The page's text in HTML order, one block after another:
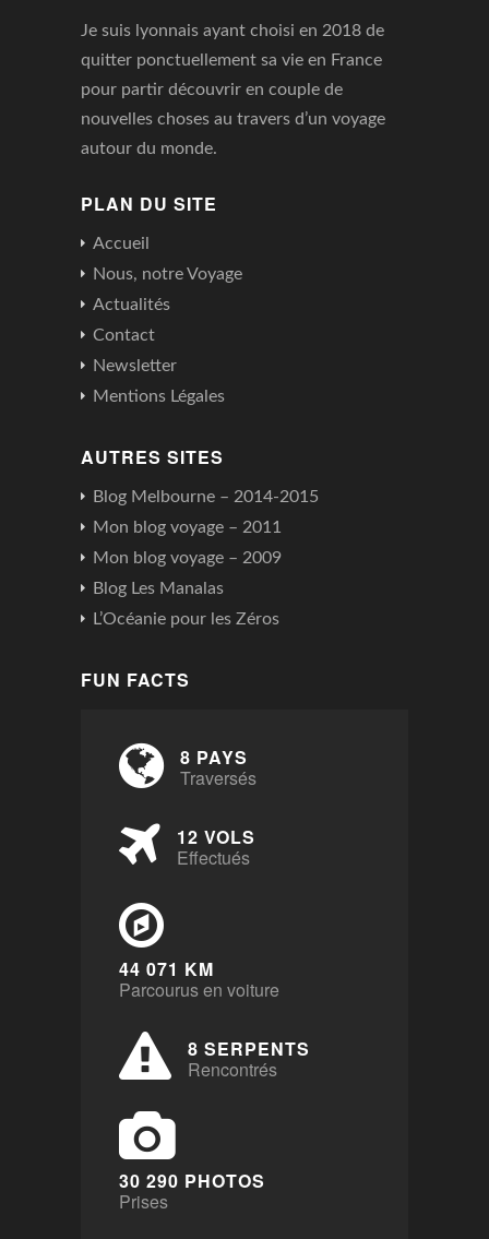
Je suis lyonnais ayant choisi en 2018 de
quitter ponctuellement sa vie en France
pour partir découvrir en couple de
nouvelles choses au travers d’un voyage
autour du monde.
PLAN DU SITE
Accueil
Nous, notre Voyage
Actualités
Contact
Newsletter
Mentions Légales
AUTRES SITES
Blog Melbourne – 2014-2015
Mon blog voyage – 2011
Mon blog voyage – 2009
Blog Les Manalas
L’Océanie pour les Zéros
FUN FACTS
8 PAYS
Traversés
12 VOLS
Effectués
44 071 KM
Parcourus en voiture
8 SERPENTS
Rencontrés
30 290 PHOTOS
Prises